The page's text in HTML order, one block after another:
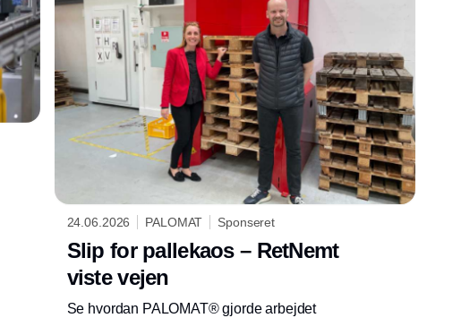
24.06.2026 PALOMAT Sponseret
Slip for pallekaos – RetNemt
viste vejen
Se hvordan PALOMAT® gjorde arbejdet